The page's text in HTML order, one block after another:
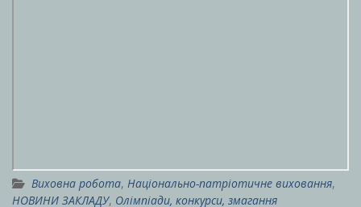
Виховна робота, Національно-патріотичне виховання,
НОВИНИ ЗАКЛАДУ, Олімпіади, конкурси, змагання